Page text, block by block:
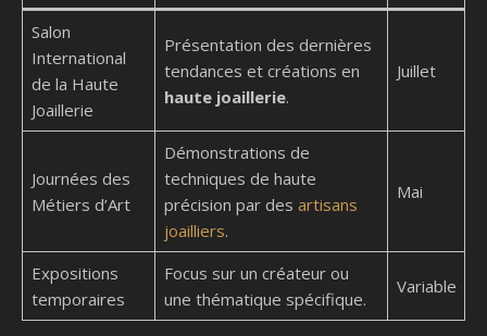
Salon
International
de la Haute
Joaillerie
Présentation des dernières
tendances et créations en
haute joaillerie.
Juillet
Journées des
Métiers d’Art
Démonstrations de
techniques de haute
précision par des artisans
joailliers.
Mai
Expositions
temporaires
Focus sur un créateur ou
une thématique spécifique.
Variable